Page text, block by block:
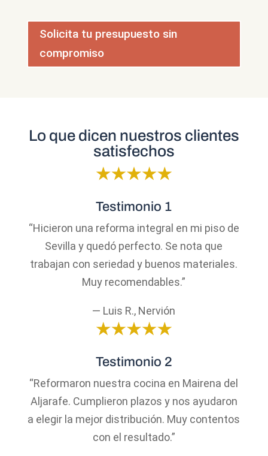
Solicita tu presupuesto sin
compromiso
Lo que dicen nuestros clientes
satisfechos
Testimonio 1
“Hicieron una reforma integral en mi piso de
Sevilla y quedó perfecto. Se nota que
trabajan con seriedad y buenos materiales.
Muy recomendables.”
— Luis R., Nervión
Testimonio 2
“Reformaron nuestra cocina en Mairena del
Aljarafe. Cumplieron plazos y nos ayudaron
a elegir la mejor distribución. Muy contentos
con el resultado.”